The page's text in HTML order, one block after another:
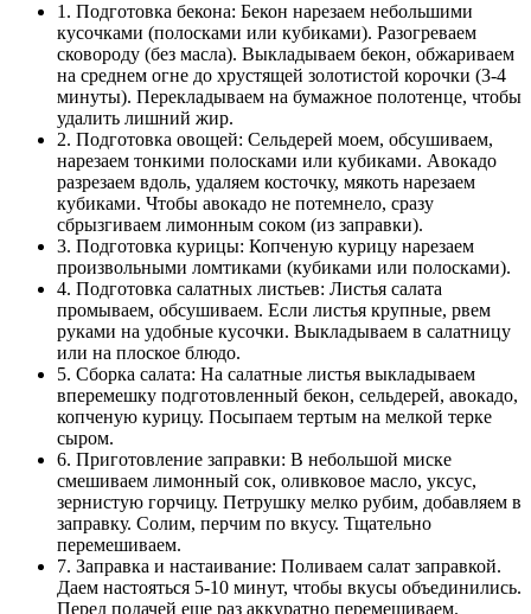
1. Подготовка бекона: Бекон нарезаем небольшими
кусочками (полосками или кубиками). Разогреваем
сковороду (без масла). Выкладываем бекон, обжариваем
на среднем огне до хрустящей золотистой корочки (3-4
минуты). Перекладываем на бумажное полотенце, чтобы
удалить лишний жир.
2. Подготовка овощей: Сельдерей моем, обсушиваем,
нарезаем тонкими полосками или кубиками. Авокадо
разрезаем вдоль, удаляем косточку, мякоть нарезаем
кубиками. Чтобы авокадо не потемнело, сразу
сбрызгиваем лимонным соком (из заправки).
3. Подготовка курицы: Копченую курицу нарезаем
произвольными ломтиками (кубиками или полосками).
4. Подготовка салатных листьев: Листья салата
промываем, обсушиваем. Если листья крупные, рвем
руками на удобные кусочки. Выкладываем в салатницу
или на плоское блюдо.
5. Сборка салата: На салатные листья выкладываем
вперемешку подготовленный бекон, сельдерей, авокадо,
копченую курицу. Посыпаем тертым на мелкой терке
сыром.
6. Приготовление заправки: В небольшой миске
смешиваем лимонный сок, оливковое масло, уксус,
зернистую горчицу. Петрушку мелко рубим, добавляем в
заправку. Солим, перчим по вкусу. Тщательно
перемешиваем.
7. Заправка и настаивание: Поливаем салат заправкой.
Даем настояться 5-10 минут, чтобы вкусы объединились.
Перед подачей еще раз аккуратно перемешиваем.